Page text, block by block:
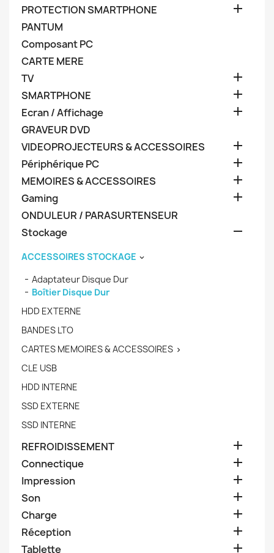
PROTECTION SMARTPHONE

PANTUM
Composant PC
CARTE MERE
TV

SMARTPHONE 
Ecran / Affichage 
GRAVEUR DVD
VIDEOPROJECTEURS & ACCESSOIRES

Périphérique PC 
MEMOIRES & ACCESSOIRES 
Gaming 
ONDULEUR / PARASURTENSEUR
Stockage

ACCESSOIRES STOCKAGE 
Adaptateur Disque Dur
Boîtier Disque Dur
HDD EXTERNE
BANDES LTO
CARTES MEMOIRES & ACCESSOIRES 
CLE USB
HDD INTERNE
SSD EXTERNE
SSD INTERNE
REFROIDISSEMENT 
Connectique 
Impression 
Son 
Charge 
Réception 
Tablette 